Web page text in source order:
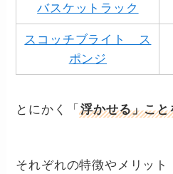
バスケットラック
スコッチブライト ス
ポンジ
とにかく「浮かせる」こ
それぞれの特徴やメリット